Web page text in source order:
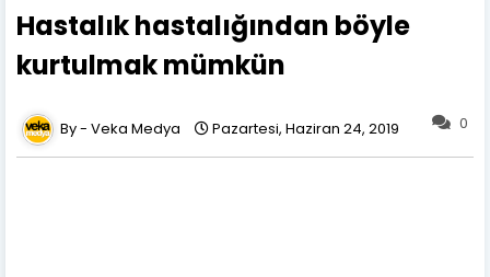
Hastalık hastalığından böyle
kurtulmak mümkün
0
Veka Medya Pazartesi, Haziran 24, 2019